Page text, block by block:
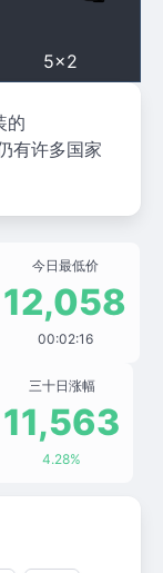
5×2
的
有许多国家
今日最低价
12,058
00:02:16
三十日涨幅
11,563
4.28%